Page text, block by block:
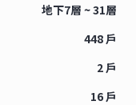
地下7層 ~ 31層
448 戶
2 戶
16 戶